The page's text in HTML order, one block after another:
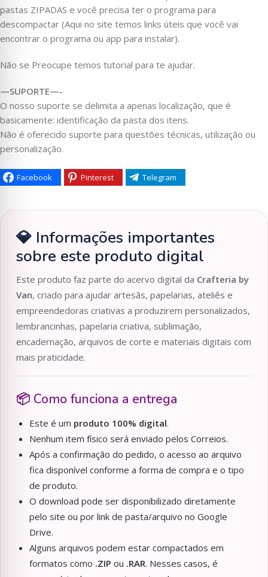
pastas ZIPADAS e você precisa ter o programa para
descompactar (Aqui no site temos links úteis que você vai
encontrar o programa ou app para instalar).
Não se Preocupe temos tutorial para te ajudar.
—SUPORTE—-
O nosso suporte se delimita a apenas localização, que é
basicamente: identificação da pasta dos itens.
Não é oferecido suporte para questões técnicas, utilização ou
personalização.
Facebook Pinterest Telegram
💎 Informações importantes
sobre este produto digital
Este produto faz parte do acervo digital da Crafteria by
Van, criado para ajudar artesãs, papelarias, ateliês e
empreendedoras criativas a produzirem personalizados,
lembrancinhas, papelaria criativa, sublimação,
encadernação, arquivos de corte e materiais digitais com
mais praticidade.
📦 Como funciona a entrega
Este é um produto 100% digital.
Nenhum item físico será enviado pelos Correios.
Após a confirmação do pedido, o acesso ao arquivo
fica disponível conforme a forma de compra e o tipo
de produto.
O download pode ser disponibilizado diretamente
pelo site ou por link de pasta/arquivo no Google
Drive.
Alguns arquivos podem estar compactados em
formatos como .ZIP ou .RAR. Nesses casos, é